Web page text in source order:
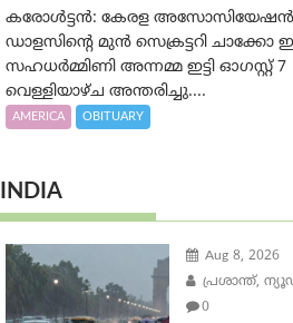
കരോൾട്ടൻ: കേരള
ഡാളസിന്റെ മുൻ സെക്രട്ടറി ചാക്കോ
സഹധര്‍മ്മിണി അന്നമ്മ ഇട്ടി ഓഗസ്റ്റ് 7
വെള്ളിയാഴ്ച അന്തരിച്ചു....
AMERICA OBITUARY
INDIA
Aug 8, 2026
പ്രശാന്ത്,
0